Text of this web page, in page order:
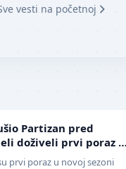
vesti na početnoj
Partizan pred
doživeli prvi poraz u
prvi poraz u novoj sezoni